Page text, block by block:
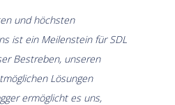
und höchsten
ist ein Meilenstein für SDL
Bestreben, unseren
Lösungen
ermöglicht es uns,